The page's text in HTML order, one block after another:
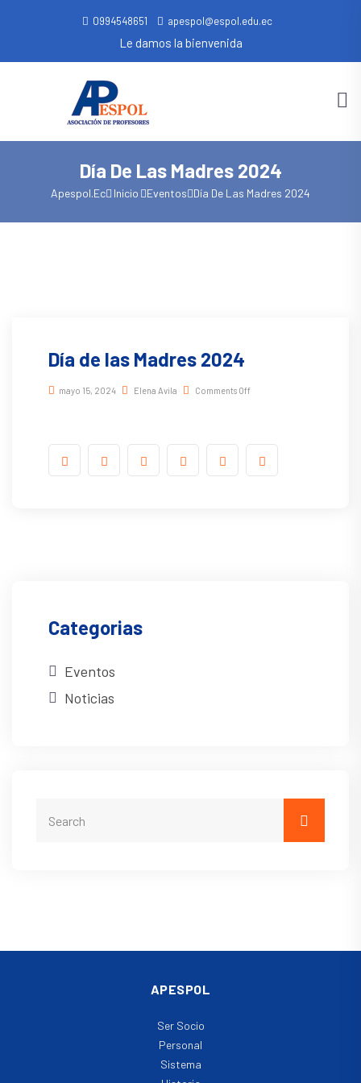
0994548651 apespol@espol.edu.ec
Le damos la bienvenida
Día De Las Madres 2024
Apespol.ec Inicio Eventos Día De Las Madres 2024
Día de las Madres 2024
mayo 15, 2024 Elena Avila Comments Off
Categorias
Eventos
Noticias
APESPOL
Ser Socio
Personal
Sistema